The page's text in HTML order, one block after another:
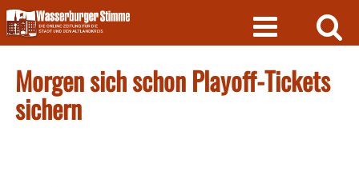
Skip
to
content
Morgen sich schon Playoff-Tickets
sichern